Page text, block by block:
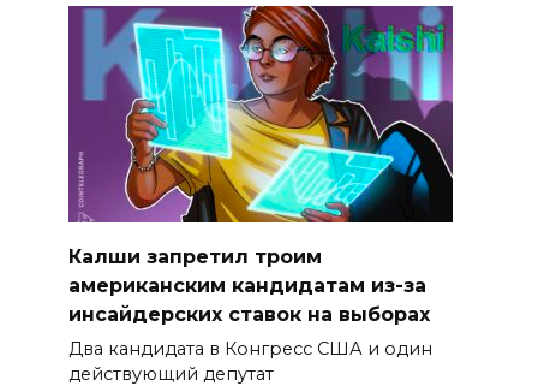
Калши запретил троим
американским кандидатам из-за
инсайдерских ставок на выборах
Два кандидата в Конгресс США и один
действующий депутат